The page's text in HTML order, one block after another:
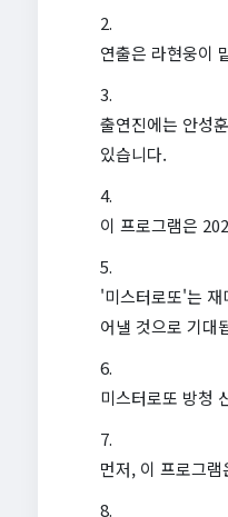
연출은 라현웅이
출연진에는 안성
있습니다.
이 프로그램은
'미스터로또'는 재
어낼 것으로 기대
미스터로또 방청
먼저, 이 프로그